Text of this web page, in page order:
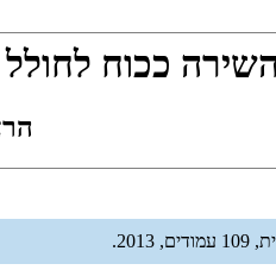
ככוח לחולל